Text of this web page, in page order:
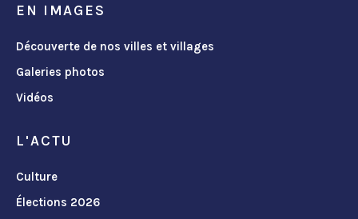
EN IMAGES
Découverte de nos villes et villages
Galeries photos
Vidéos
L'ACTU
Culture
Élections 2026